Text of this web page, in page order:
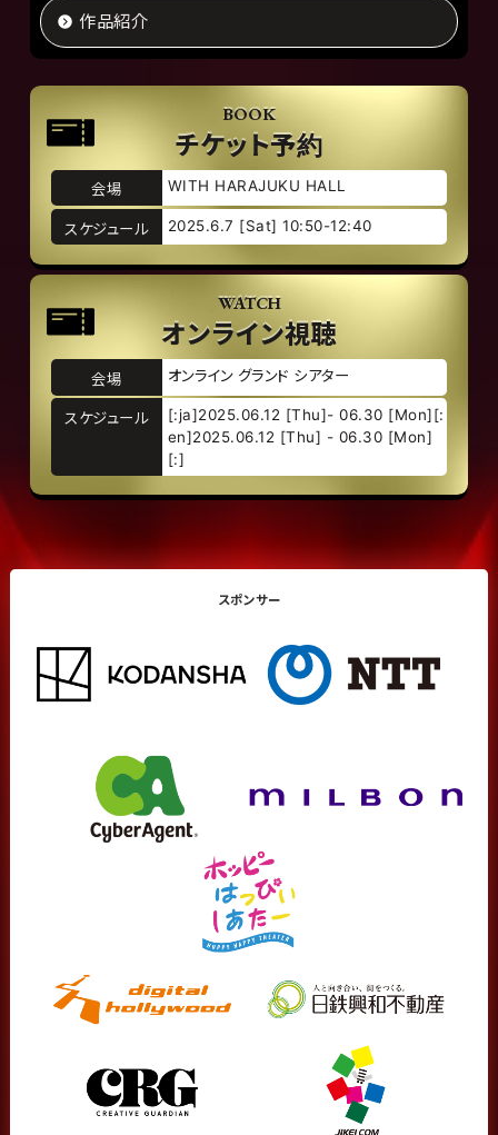
作品紹介
BOOK
チケット予約
会場 WITH HARAJUKU HALL
スケジュール 2025.6.7 [Sat] 10:50-12:40
WATCH
オンライン視聴
会場 オンライン グランド シアター
スケジュール
[:ja]2025.06.12 [Thu]- 06.30 [Mon][:
en]2025.06.12 [Thu] - 06.30 [Mon]
[:]
スポンサー